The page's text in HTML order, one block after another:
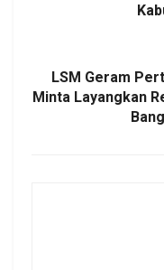
LSM Geram
Minta Layangkan